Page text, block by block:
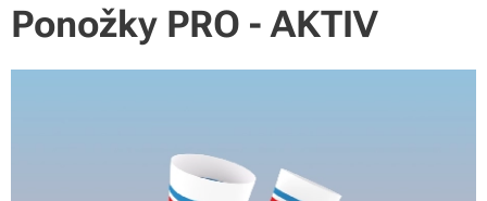
Ponožky PRO - AKTIV